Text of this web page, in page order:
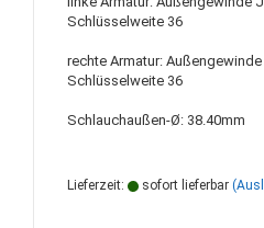
Schlüsselweite 36
rechte Armatur:
Schlüsselweite 36
Schlauchaußen-Ø: 38.40mm
Lieferzeit: sofort lieferbar